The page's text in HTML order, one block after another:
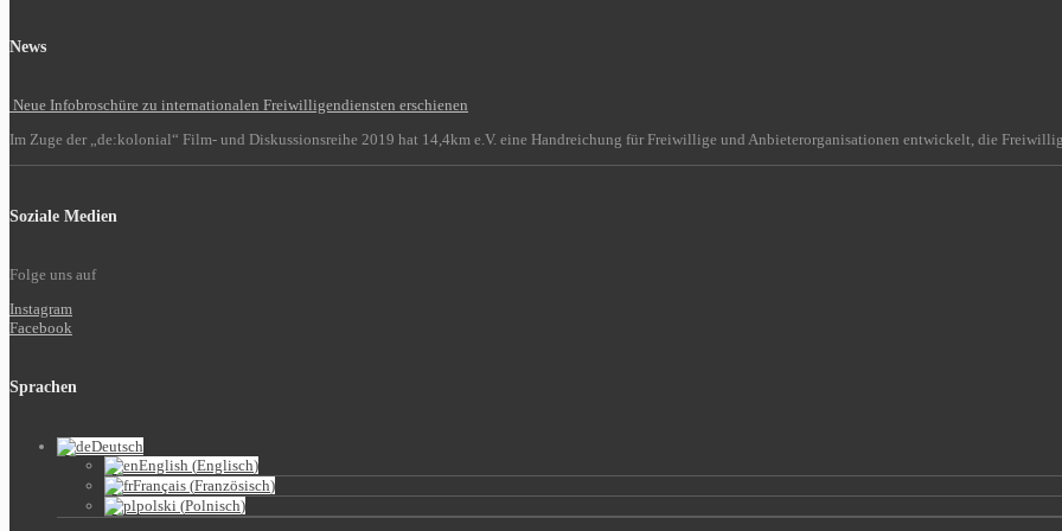
News
Neue Infobroschüre zu internationalen Freiwilligendiensten erschienen
Im Zuge der „de:kolonial“ Film- und Diskussionsreihe 2019 hat 14,4km e.V. eine Handreichung für Freiwillige und Anbieterorganisationen entwickelt, die
Soziale Medien
Folge uns auf
Instagram
Facebook
Sprachen
Deutsch
English (Englisch)
Français (Französisch)
polski (Polnisch)